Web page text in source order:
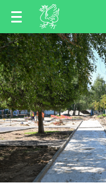
RU
EN
TT